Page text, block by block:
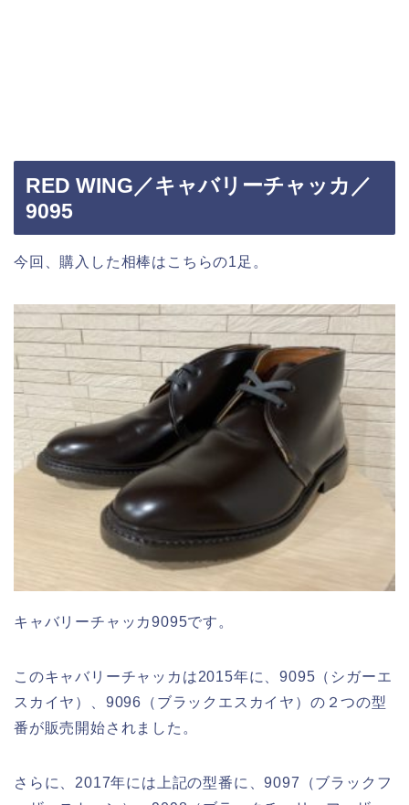
RED WING／キャバリーチャッカ／
9095
今回、購入した相棒はこちらの1足。
キャバリーチャッカ9095です。
このキャバリーチャッカは2015年に、9095（シガーエ
スカイヤ）、9096（ブラックエスカイヤ）の２つの型
番が販売開始されました。
さらに、2017年には上記の型番に、9097（ブラックフ